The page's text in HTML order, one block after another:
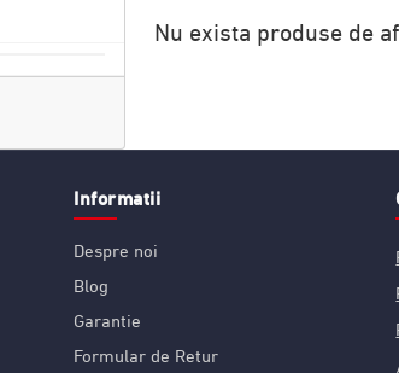
Nu exista produse de
Informatii
Despre noi
Blog
Garantie
Formular de Retur